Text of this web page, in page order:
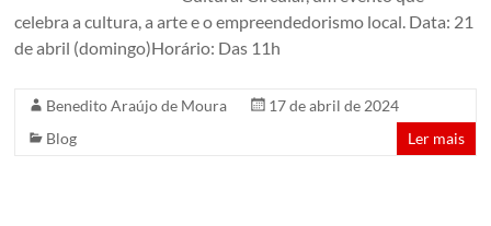
celebra a cultura, a arte e o empreendedorismo local. Data: 21
de abril (domingo)Horário: Das 11h
Benedito Araújo de Moura
17 de abril de 2024
Blog
Ler mais